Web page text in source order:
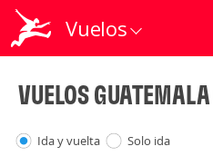
Vuelos
VUELOS
Ida y vuelta Solo ida